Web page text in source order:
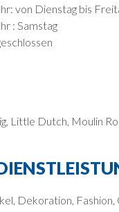
von Dienstag bis
: Samstag
Little Dutch, Moulin
Dekoration,